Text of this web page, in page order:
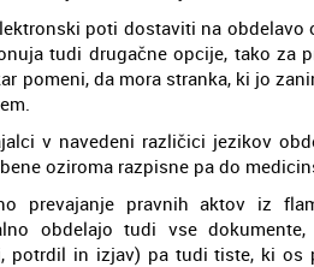
poti dostaviti na obdelavo
tudi drugačne opcije, tako za
pomeni, da mora stranka, ki jo
v navedeni različici jezikov
oziroma razpisne pa do
prevajanje pravnih aktov iz
obdelajo tudi vse
potrdil in izjav) pa tudi tiste, ki